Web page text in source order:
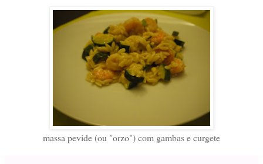
massa pevide (ou "orzo") com gambas e curgete